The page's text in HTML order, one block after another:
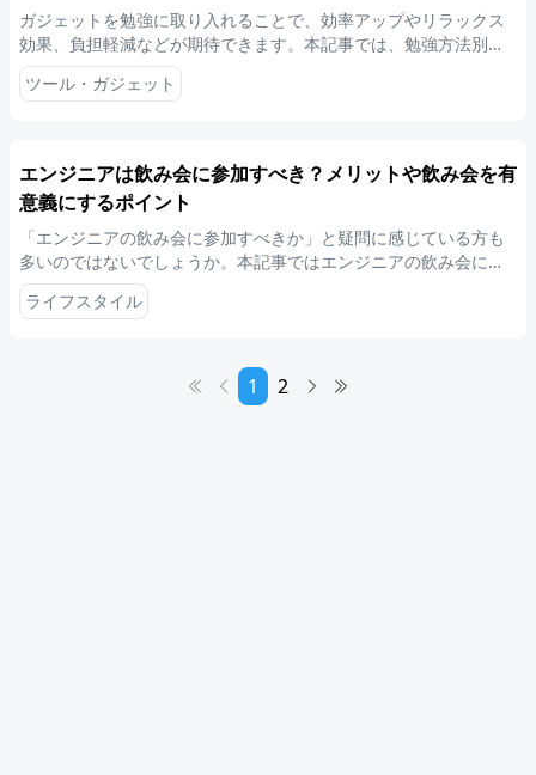
ガジェットを勉強に取り入れることで、効率アップやリラックス
効果、負担軽減などが期待できます。本記事では、勉強方法別に
おすすめのガジェットを15点ピックアップして紹介します。快適
に勉強したい方は、ぜひ参考にしてください。
ツール・ガジェット
エンジニアは飲み会に参加すべき？メリットや飲み会を有
意義にするポイント
「エンジニアの飲み会に参加すべきか」と疑問に感じている方も
多いのではないでしょうか。本記事ではエンジニアの飲み会に関
して、基本から解説します。飲み会を有意義にするポイントも紹
介しますので、ぜひ参考にしてください。
ライフスタイル
1 2